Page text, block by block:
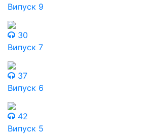
Випуск 9
30
Випуск 7
37
Випуск 6
42
Випуск 5